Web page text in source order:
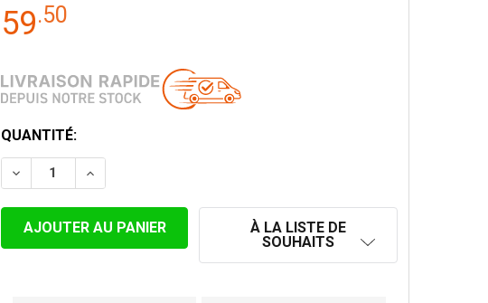
59.50
STOCK
ACTUEL:
QUANTITÉ:
DIMINUER LA QUANTITÉ DE ADAPTATEUR SIMPLE - DOUBLE
AUGMENTER LA QUANTITÉ DE ADAPTATEUR SIMPLE -
À LA LISTE DE
SOUHAITS